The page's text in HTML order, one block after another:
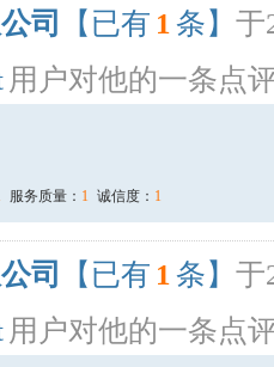
司 【已有 1 条】 于
用户对他的一条点
服务质量： 1 诚信度： 1
司 【已有 1 条】 于
用户对他的一条点